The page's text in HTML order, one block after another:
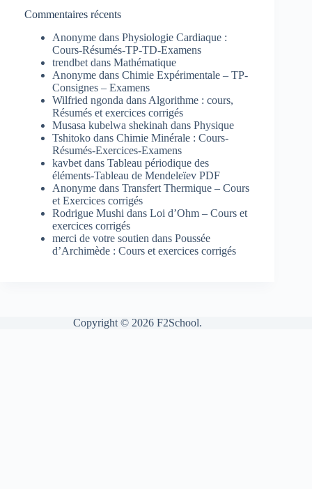
Commentaires récents
Anonyme dans Physiologie Cardiaque :
Cours-Résumés-TP-TD-Examens
trendbet dans Mathématique
Anonyme dans Chimie Expérimentale – TP-
Consignes – Examens
Wilfried ngonda dans Algorithme : cours,
Résumés et exercices corrigés
Musasa kubelwa shekinah dans Physique
Tshitoko dans Chimie Minérale : Cours-
Résumés-Exercices-Examens
kavbet dans Tableau périodique des
éléments-Tableau de Mendeleïev PDF
Anonyme dans Transfert Thermique – Cours
et Exercices corrigés
Rodrigue Mushi dans Loi d’Ohm – Cours et
exercices corrigés
merci de votre soutien dans Poussée
d’Archimède : Cours et exercices corrigés
Copyright © 2026 F2School.